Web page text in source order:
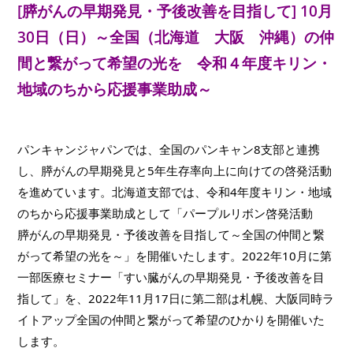
[膵がんの早期発見・予後改善を目指して] 10月
30日（日） ～全国（北海道 大阪 沖縄）の仲
間と繋がって希望の光を令和４年度キリン・
地域のちから応援事業助成～
パンキャンジャパンでは、全国のパンキャン8支部と連携
し、膵がんの早期発見と5年生存率向上に向けての啓発活動
を進めています。北海道支部では、令和4年度キリン・地域
のちから応援事業助成として「パープルリボン啓発活動
膵がんの早期発見・予後改善を目指して～全国の仲間と繋
がって希望の光を～」を開催いたします。2022年10月に第
一部医療セミナー「すい臓がんの早期発見・予後改善を目
指して」を、2022年11月17日に第二部は札幌、大阪同時ラ
イトアップ全国の仲間と繋がって希望のひかりを開催いた
します。